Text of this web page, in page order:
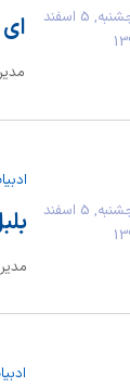
پنجشنبه, 5 اسفند
پنجشنبه, 5 اسفند